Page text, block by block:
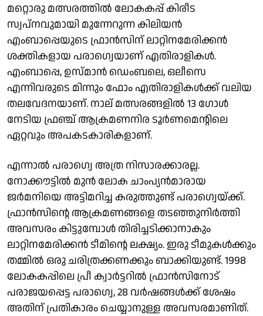
മറ്റൊരു മത്സരത്തിൽ ലോകകപ്പ് കിരീട
സ്വപ്നവുമായി മുന്നേറുന്ന കിലിയൻ
എംബാപ്പെയുടെ ഫ്രാൻസിന് ലാറ്റിനമേരിക്കൻ
ശക്തികളായ പരാഗ്വെയാണ് എതിരാളികൾ.
എംബാപ്പെ, ഉസ്മാൻ ഡെംബലെ, ഒലീസെ
എന്നിവരുടെ മിന്നും ഫോം എതിരാളികൾക്ക് വലിയ
തലവേദനയാണ്. നാല് മത്സരങ്ങളിൽ 13 ഗോൾ
നേടിയ ഫ്രഞ്ച് ആക്രമണനിര ടൂർണമെൻ്റിലെ
ഏറ്റവും അപകടകാരികളാണ്.
എന്നാൽ പരാഗ്വെ അത്ര നിസാരക്കാരല്ല.
നോക്കൗട്ടിൽ മുൻ ലോക ചാംപ്യൻമാരായ
ജർമനിയെ അട്ടിമറിച്ച കരുത്തുണ്ട് പരാഗ്വെയ്‌ക്ക്.
ഫ്രാൻസിൻ്റെ ആക്രമണങ്ങളെ തടഞ്ഞുനിർത്തി
അവസരം കിട്ടുമ്പോൾ തിരിച്ചടിക്കാനാകും
ലാറ്റിനമേരിക്കൻ ടീമിൻ്റെ ലക്ഷ്യം. ഇരു ടീമുകൾക്കും
തമ്മിൽ ഒരു ചരിത്രക്കണക്കും ബാക്കിയുണ്ട്. 1998
ലോകകപ്പിലെ പ്രീ ക്വാർട്ടറിൽ ഫ്രാൻസിനോട്
പരാജയപ്പെട്ട പരാഗ്വെ, 28 വർഷങ്ങൾക്ക് ശേഷം
അതിന് പ്രതികാരം ചെയ്യാനുള്ള അവസരമാണിത്.